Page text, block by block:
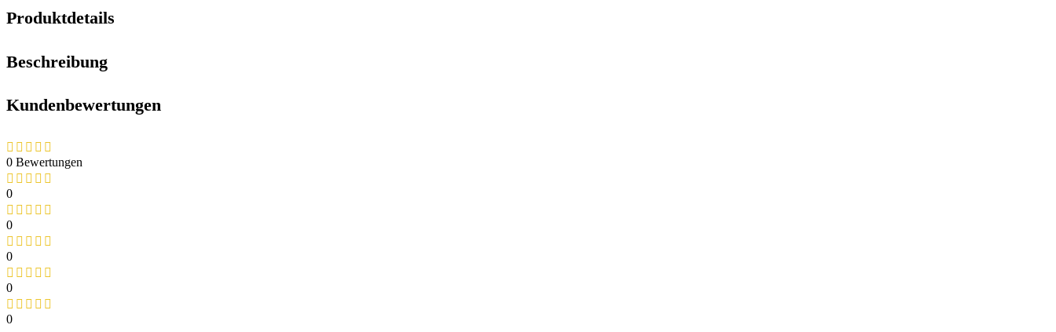
Produktdetails
Beschreibung
Kundenbewertungen
0 Bewertungen
0
0
0
0
0